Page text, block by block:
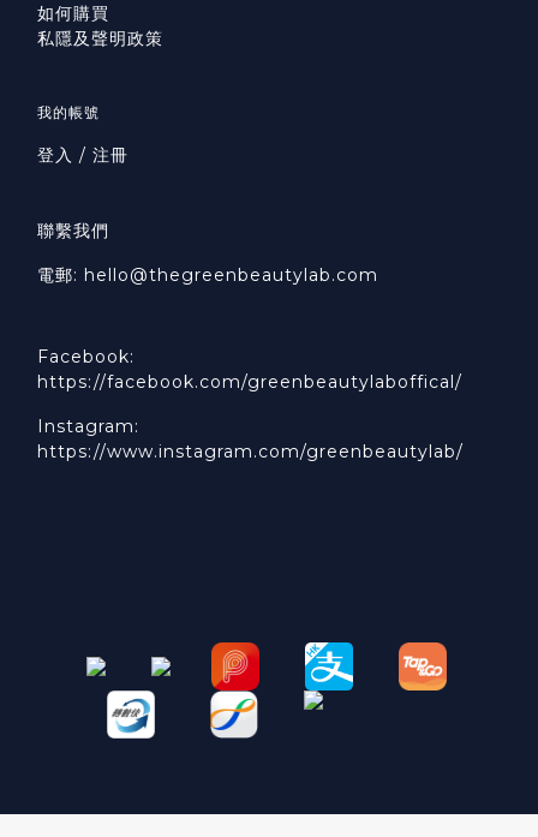
如何購買
私隱及聲明政策
我的帳號
登入 / 注冊
聯繫我們
電郵: hello@thegreenbeautylab.com
Facebook:
https://facebook.com/greenbeautylaboffical/
Instagram:
https://www.instagram.com/greenbeautylab/